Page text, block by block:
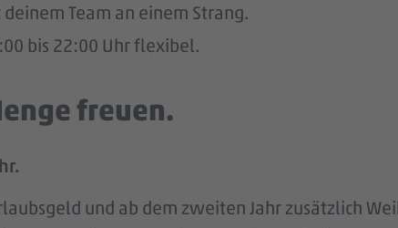
Team an einem Strang.
bis 22:00 Uhr flexibel.
freuen.
und ab dem zweiten Jahr zusätzlich